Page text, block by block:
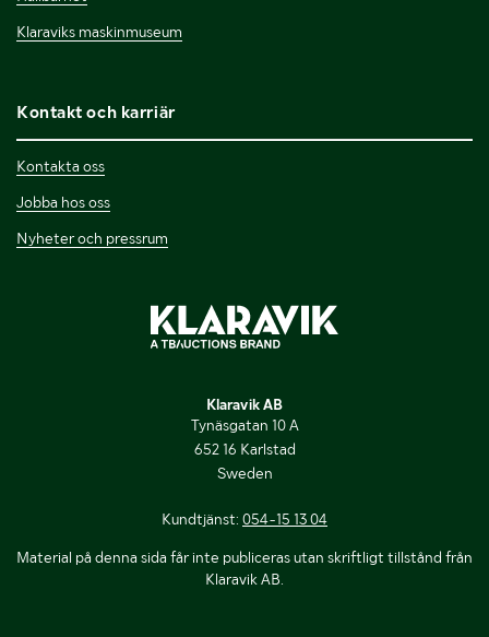
Klaraviks maskinmuseum
Kontakt och karriär
Kontakta oss
Jobba hos oss
Nyheter och pressrum
Klaravik AB
Tynäsgatan 10 A
652 16 Karlstad
Sweden
Kundtjänst: 054-15 13 04
Material på denna sida får inte publiceras utan skriftligt tillstånd från
Klaravik AB.